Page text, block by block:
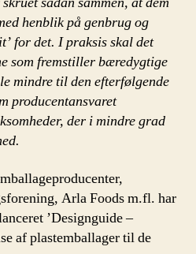
henblik på genbrug og
for det. I praksis skal det
som fremstiller bæredygtige
mindre til den efterfølgende
producentansvaret
der i mindre grad
Arla Foods m.fl. har
’Designguide –
af plastemballager til de